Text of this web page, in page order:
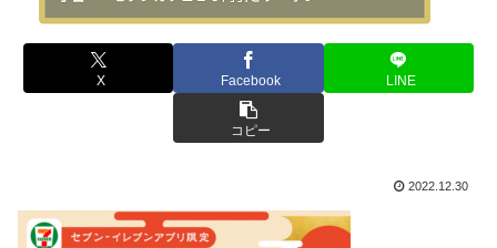
X Facebook LINE
コピー
2022.12.30